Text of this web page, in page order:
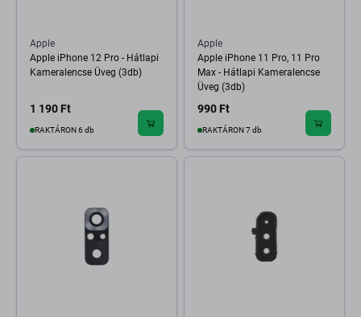
Apple
Apple iPhone 12 Pro - Hátlapi
Kameralencse Üveg (3db)
1 190 Ft
RAKTÁRON 6 db
Apple
Apple iPhone 11 Pro, 11 Pro
Max - Hátlapi Kameralencse
Üveg (3db)
990 Ft
RAKTÁRON 7 db